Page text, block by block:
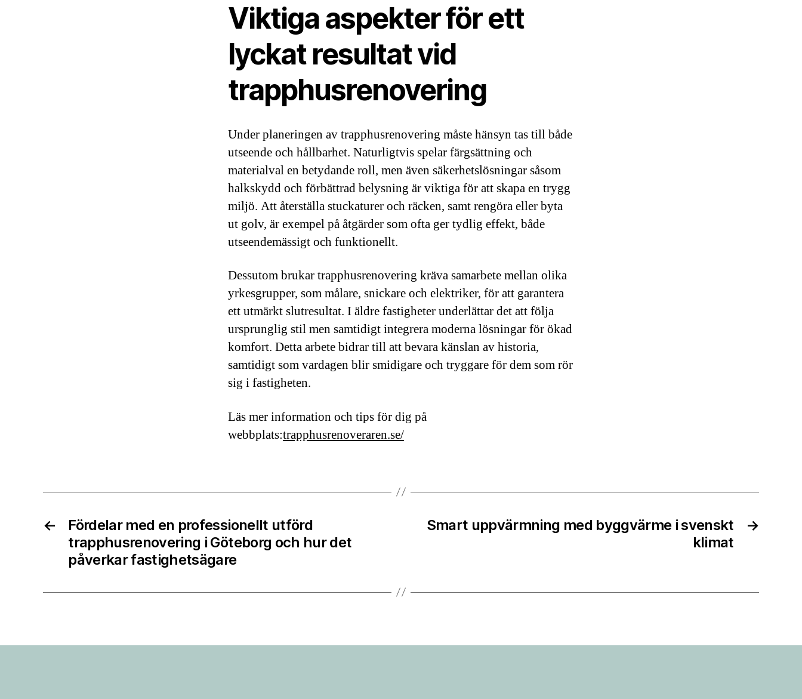
Viktiga aspekter för ett
lyckat resultat vid
trapphusrenovering
Under planeringen av trapphusrenovering måste hänsyn tas till både
utseende och hållbarhet. Naturligtvis spelar färgsättning och
materialval en betydande roll, men även säkerhetslösningar såsom
halkskydd och förbättrad belysning är viktiga för att skapa en trygg
miljö. Att återställa stuckaturer och räcken, samt rengöra eller byta
ut golv, är exempel på åtgärder som ofta ger tydlig effekt, både
utseendemässigt och funktionellt.
Dessutom brukar trapphusrenovering kräva samarbete mellan olika
yrkesgrupper, som målare, snickare och elektriker, för att garantera
ett utmärkt slutresultat. I äldre fastigheter underlättar det att följa
ursprunglig stil men samtidigt integrera moderna lösningar för ökad
komfort. Detta arbete bidrar till att bevara känslan av historia,
samtidigt som vardagen blir smidigare och tryggare för dem som rör
sig i fastigheten.
Läs mer information och tips för dig på
webbplats:trapphusrenoveraren.se/
←
Fördelar med en professionellt utförd
trapphusrenovering i Göteborg och hur det
påverkar fastighetsägare
→
Smart uppvärmning med byggvärme i svenskt
klimat